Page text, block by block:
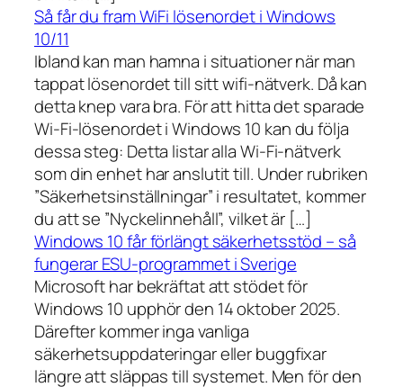
Så får du fram WiFi lösenordet i Windows
10/11
Ibland kan man hamna i situationer när man
tappat lösenordet till sitt wifi-nätverk. Då kan
detta knep vara bra. För att hitta det sparade
Wi-Fi-lösenordet i Windows 10 kan du följa
dessa steg: Detta listar alla Wi-Fi-nätverk
som din enhet har anslutit till. Under rubriken
”Säkerhetsinställningar” i resultatet, kommer
du att se ”Nyckelinnehåll”, vilket är […]
Windows 10 får förlängt säkerhetsstöd – så
fungerar ESU-programmet i Sverige
Microsoft har bekräftat att stödet för
Windows 10 upphör den 14 oktober 2025.
Därefter kommer inga vanliga
säkerhetsuppdateringar eller buggfixar
längre att släppas till systemet. Men för den